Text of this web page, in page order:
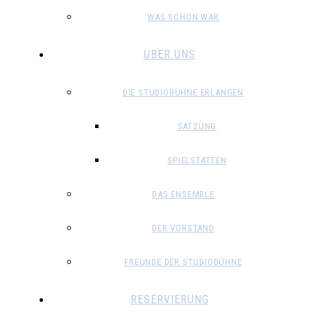
WAS SCHON WAR
ÜBER UNS
DIE STUDIOBÜHNE ERLANGEN
SATZUNG
SPIELSTÄTTEN
DAS ENSEMBLE
DER VORSTAND
FREUNDE DER STUDIOBÜHNE
RESERVIERUNG